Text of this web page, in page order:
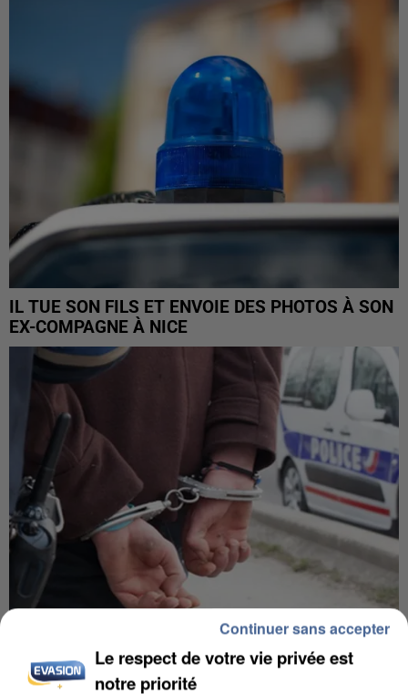
IL TUE SON FILS ET ENVOIE DES PHOTOS À SON
EX-COMPAGNE À NICE
L’UN DES FONDATEURS SUPPOSÉS DE LA DZ
MAFIA INTERPELLÉ EN ALGÉRIE
Le respect de votre vie privée est
notre priorité
Continuer sans accepter